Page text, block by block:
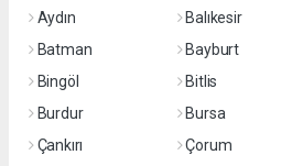
Aydın
Balıkesir
Batman
Bayburt
Bingöl
Bitlis
Burdur
Bursa
Çankırı
Çorum